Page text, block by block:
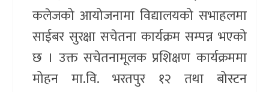
कलेजको आयोजनामा विद्यालयको सभाहलमा
साईबर सुरक्षा सचेतना कार्यक्रम सम्पन्न भएको
छ । उक्त सचेतनामूलक प्रशिक्षण कार्यक्रममा
मोहन मा.वि. भरतपुर १२ तथा बोस्टन